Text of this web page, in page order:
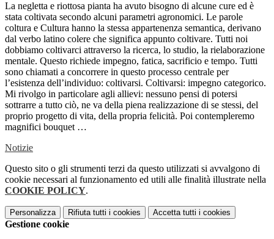
La negletta e riottosa pianta ha avuto bisogno di alcune cure ed è
stata coltivata secondo alcuni parametri agronomici. Le parole
coltura e Cultura hanno la stessa appartenenza semantica, derivano
dal verbo latino colere che significa appunto coltivare. Tutti noi
dobbiamo coltivarci attraverso la ricerca, lo studio, la rielaborazione
mentale. Questo richiede impegno, fatica, sacrificio e tempo. Tutti
sono chiamati a concorrere in questo processo centrale per
l’esistenza dell’individuo: coltivarsi. Coltivarsi: impegno categorico.
Mi rivolgo in particolare agli allievi: nessuno pensi di potersi
sottrarre a tutto ciò, ne va della piena realizzazione di se stessi, del
proprio progetto di vita, della propria felicità. Poi contempleremo
magnifici bouquet …
Notizie
Questo sito o gli strumenti terzi da questo utilizzati si avvalgono di
cookie necessari al funzionamento ed utili alle finalità illustrate nella
COOKIE POLICY.
Personalizza Rifiuta tutti i cookies Accetta tutti i cookies
Gestione cookie